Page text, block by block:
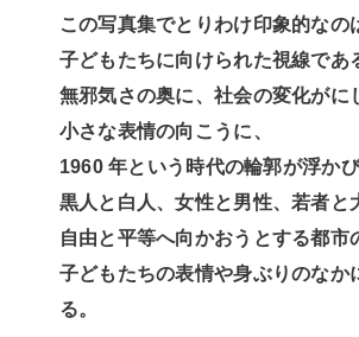
この写真集でとりわけ印象的なの
子どもたちに向けられた視線であ
無邪気さの奥に、社会の変化がに
小さな表情の向こうに、
1960 年という時代の輪郭が浮かび
黒人と白人、女性と男性、若者と
自由と平等へ向かおうとする都市
子どもたちの表情や身ぶりのなか
る。